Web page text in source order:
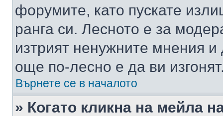
форумите, като пускате
ранга си. Лесното е за
изтрият ненужните мнения
още по-лесно е да ви
Върнете се в началото
» Когато кликна на мейла